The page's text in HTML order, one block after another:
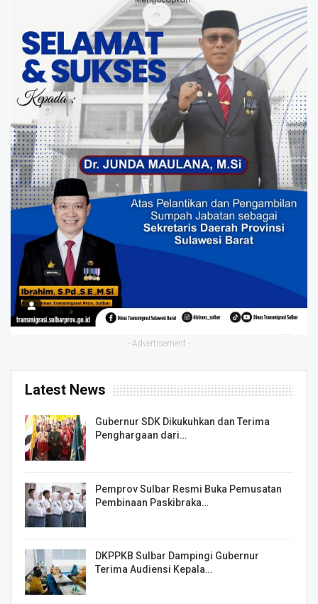
- Advertisement -
Latest News
Gubernur SDK Dikukuhkan dan Terima
Penghargaan dari…
Pemprov Sulbar Resmi Buka Pemusatan
Pembinaan Paskibraka…
DKPPKB Sulbar Dampingi Gubernur
Terima Audiensi Kepala…